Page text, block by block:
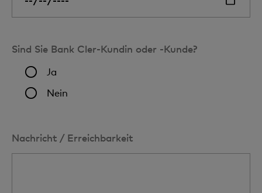
Sind Sie Bank Cler-Kundin oder -Kunde?
Ja
Nein
Nachricht / Erreichbarkeit